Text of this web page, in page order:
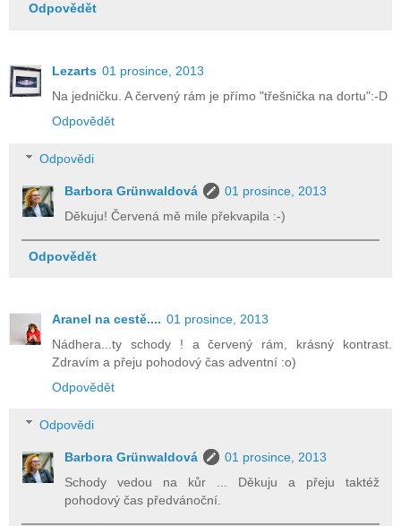
Odpovědět
Lezarts 01 prosince, 2013
Na jedničku. A červený rám je přímo "třešnička na dortu":-D
Odpovědět
Odpovědi
Barbora Grünwaldová
01 prosince, 2013
Děkuju! Červená mě mile překvapila :-)
Odpovědět
Aranel na cestě.... 01 prosince, 2013
Nádhera...ty schody ! a červený rám, krásný kontrast.
Zdravím a přeju pohodový čas adventní :o)
Odpovědět
Odpovědi
Barbora Grünwaldová
01 prosince, 2013
Schody vedou na kůr ... Děkuju a přeju taktéž
pohodový čas předvánoční.